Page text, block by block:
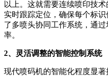
以上。这就需要连续喷印技
实时跟踪定位，确保每个标
了多喷头协同工作系统，通
率。
2、灵活调整的智能控制系统
现代喷码机的智能化程度显